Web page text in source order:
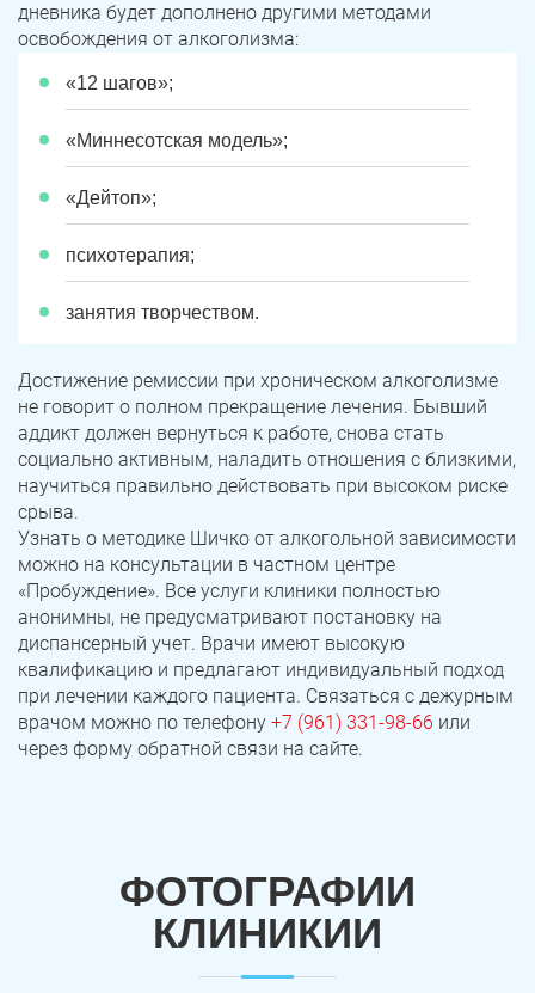
дневника будет дополнено другими методами
освобождения от алкоголизма:
«12 шагов»;
«Миннесотская модель»;
«Дейтоп»;
психотерапия;
занятия творчеством.
Достижение ремиссии при хроническом алкоголизме
не говорит о полном прекращение лечения. Бывший
аддикт должен вернуться к работе, снова стать
социально активным, наладить отношения с близкими,
научиться правильно действовать при высоком риске
срыва.
Узнать о методике Шичко от алкогольной зависимости
можно на консультации в частном центре
«Пробуждение». Все услуги клиники полностью
анонимны, не предусматривают постановку на
диспансерный учет. Врачи имеют высокую
квалификацию и предлагают индивидуальный подход
при лечении каждого пациента. Связаться с дежурным
врачом можно по телефону +7 (961) 331-98-66 или
через форму обратной связи на сайте.
ФОТОГРАФИИ
КЛИНИКИИ